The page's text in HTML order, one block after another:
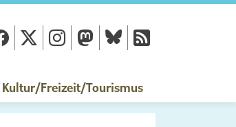
Kultur/Freizeit/Tourismus